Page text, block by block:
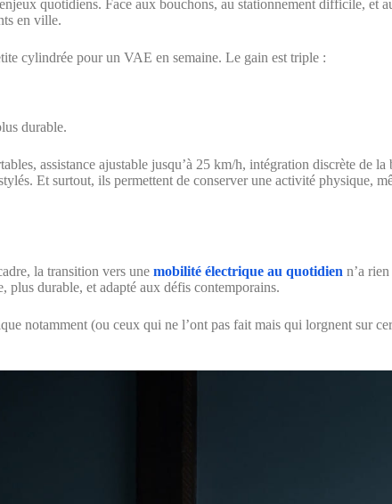
quotidiens. Face aux bouchons, au stationnement difficile, et
en ville.
cylindrée pour un VAE en semaine. Le gain est triple :
durable.
assistance ajustable jusqu’à 25 km/h, intégration discrète de
Et surtout, ils permettent de conserver une activité physique,
la transition vers une mobilité électrique au quotidien n’a
plus durable, et adapté aux défis contemporains.
notamment (ou ceux qui ne l’ont pas fait mais qui lorgnent sur